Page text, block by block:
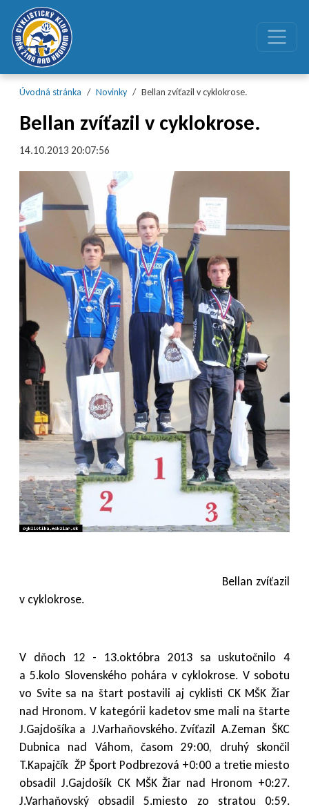
Preskočiť na obsah
Preskočiť na hlavné menu
Úvodná stránka Novinky Bellan zvíťazil v cyklokrose.
Bellan zvíťazil v cyklokrose.
14.10.2013 20:07:56
Bellan zvíťazil
v cyklokrose.
V dňoch 12 - 13.októbra 2013 sa uskutočnilo 4
a 5.kolo Slovenského pohára v cyklokrose. V sobotu
vo Svite sa na štart postavili aj cyklisti CK MŠK Žiar
nad Hronom. V kategórii kadetov sme mali na štarte
J.Gajdošíka a J.Varhaňovského. Zvíťazil A.Zeman ŠKC
Dubnica nad Váhom, časom 29:00, druhý skončil
T.Kapajčík ŽP Šport Podbrezová +0:00 a tretie miesto
obsadil J.Gajdošík CK MŠK Žiar nad Hronom +0:27.
J.Varhaňovský obsadil 5.miesto zo stratou 0:59.